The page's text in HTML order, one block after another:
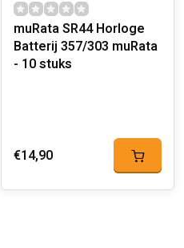
muRata SR44 Horloge
Batterij 357/303 muRata
- 10 stuks
€14,90